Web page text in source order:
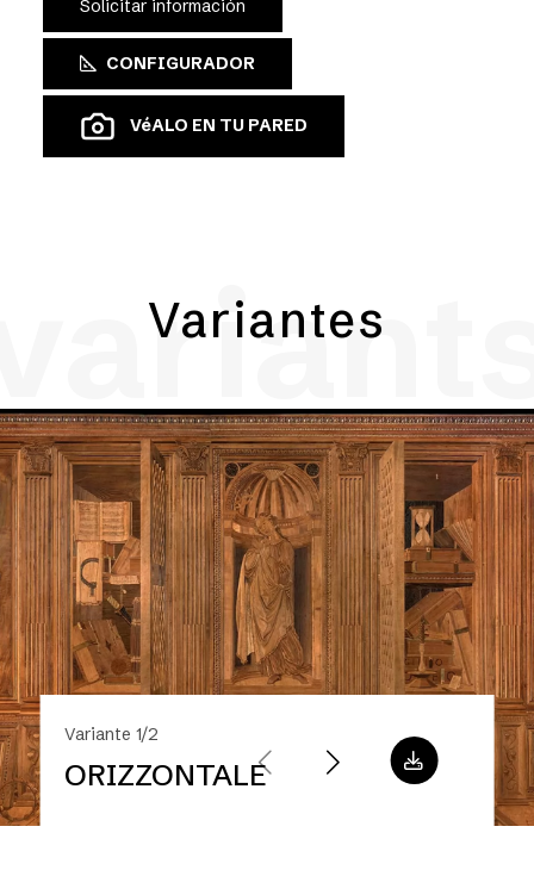
Solicitar información
CONFIGURADOR
VéALO EN TU PARED
Variantes
Variante 1/2
ORIZZONTALE